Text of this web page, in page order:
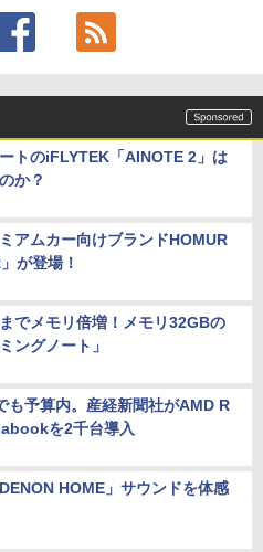
トのiFLYTEK「AINOTE 2」は
か？
アムカー向けブランドHOMUR
が登場！
でメモリ倍増！メモリ32GBの
ングノート」
も予算内。産経新聞社がAMD R
を2千台導入
HOME」サウンドを体感